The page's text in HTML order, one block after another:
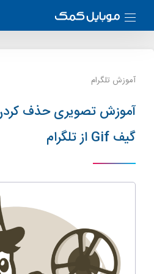
آموزش تلگرام
آموزش تصویری حذف
گیف Gif از تلگرام